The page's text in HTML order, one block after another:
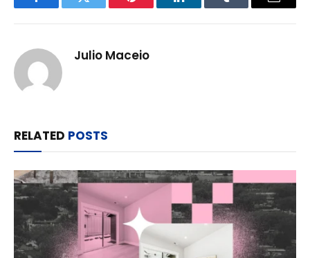
FacebookTwitter Pinterest LinkedInTumblr Email
Julio Maceio
RELATED POSTS